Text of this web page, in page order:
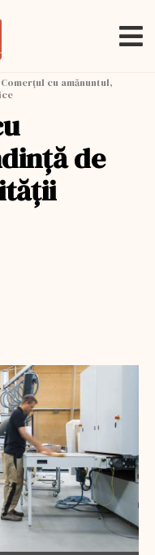
Comerţul cu amănuntul,
de